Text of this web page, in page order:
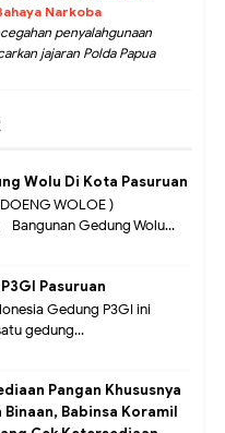
Narkoba
penyalahgunaan
jajaran Polda Papua
Wolu Di Kota Pasuruan
WOLOE )
Bangunan Gedung Wolu...
Pasuruan
Gedung P3GI ini
gedung...
Pangan Khususnya
Binaan, Babinsa Koramil